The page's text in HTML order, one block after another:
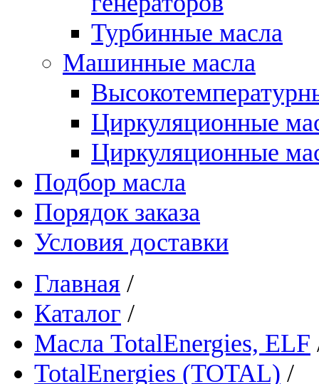
Турбинные масла
Машинные масла
Циркуляционные
Циркуляционные
Подбор масла
Порядок заказа
Условия доставки
Главная /
Каталог /
Масла TotalEnergies, ELF
TotalEnergies (TOTAL) /